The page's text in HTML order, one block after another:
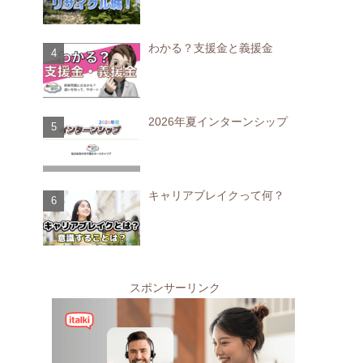
わかる？支援金と義援金
2026年夏インターンシップ
キャリアブレイクって何？
スポンサーリンク